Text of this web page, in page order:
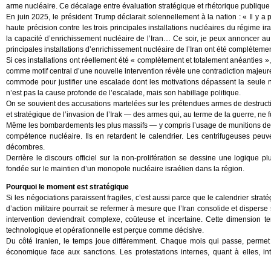
arme nucléaire. Ce décalage entre évaluation stratégique et rhétorique publique
En juin 2025, le président Trump déclarait solennellement à la nation : « Il y a
haute précision contre les trois principales installations nucléaires du régime
la capacité d’enrichissement nucléaire de l’Iran… Ce soir, je peux annoncer
principales installations d’enrichissement nucléaire de l’Iran ont été
Si ces installations ont réellement été « complètement et totalement anéanties
comme motif central d’une nouvelle intervention révèle une contradiction
commode pour justifier une escalade dont les motivations dépassent la
n’est pas la cause profonde de l’escalade, mais son habillage politique.
On se souvient des accusations martelées sur les prétendues armes de
et stratégique de l’invasion de l’Irak — des armes qui, au terme de la guerre, ne
Même les bombardements les plus massifs — y compris l’usage de munitions
compétence nucléaire. Ils en retardent le calendrier. Les centrifugeuses
décombres.
Derrière le discours officiel sur la non-prolifération se dessine une logique
fondée sur le maintien d’un monopole nucléaire israélien dans la région.
Pourquoi le moment est stratégique
Si les négociations paraissent fragiles, c’est aussi parce que le calendrier
d’action militaire pourrait se refermer à mesure que l’Iran consolide et
intervention deviendrait complexe, coûteuse et incertaine. Cette dimension
technologique et opérationnelle est perçue comme décisive.
Du côté iranien, le temps joue différemment. Chaque mois qui passe,
économique face aux sanctions. Les protestations internes, quant à elles,